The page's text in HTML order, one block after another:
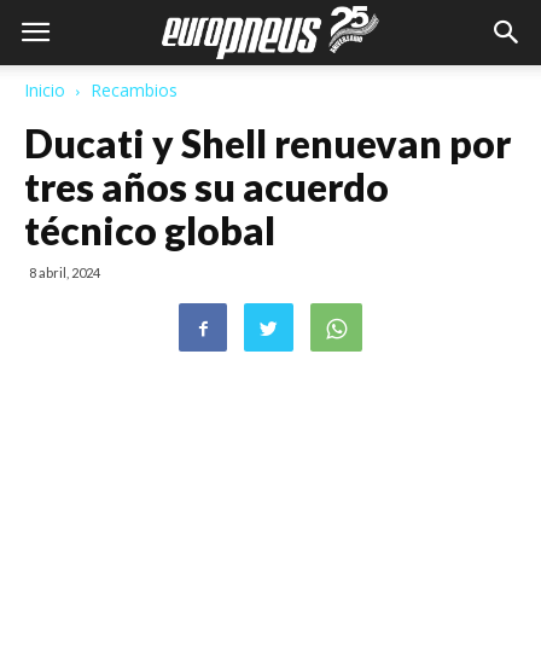
Inicio Recambios
Ducati y Shell renuevan por
tres años su acuerdo
técnico global
8 abril, 2024